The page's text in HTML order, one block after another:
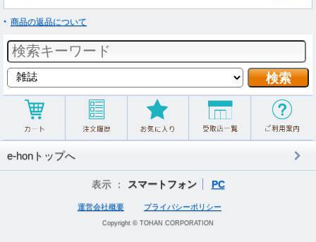
商品の返品について
e-honトップへ
表示 ： スマートフォン PC
運営会社概要 プライバシーポリシー
Copyright © TOHAN CORPORATION